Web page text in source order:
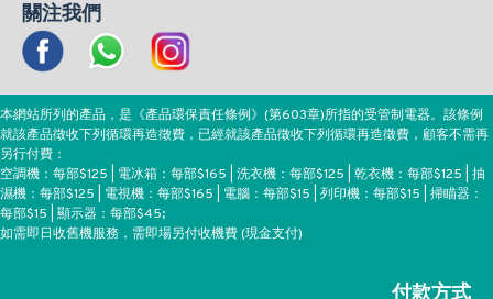
關注我們
本網站所列的產品，是《產品環保責任條例》(第603章)所指的受管制電器。該條例
就該產品徵收下列循環再造徵費，已經就該產品徵收下列循環再造徵費，顧客不需再
另行付費：
空調機：每部$125 | 電冰箱：每部$165 | 洗衣機：每部$125 | 乾衣機：每部$125 | 抽
濕機：每部$125 | 電視機：每部$165 | 電腦：每部$15 | 列印機：每部$15 | 掃瞄器：
每部$15 | 顯示器：每部$45;
如需即日收舊機服務，需即場另付收機費 (現金支付)